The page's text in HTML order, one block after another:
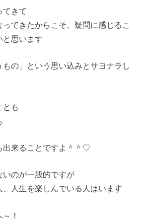
てきて
てきたからこそ、 疑問に感じるこ
と思います
もの」という思い込みとサヨナラし
とも
出来ることですよ＾＾♡
いのが一般的ですが
人生を楽しんでいる人はいます
！